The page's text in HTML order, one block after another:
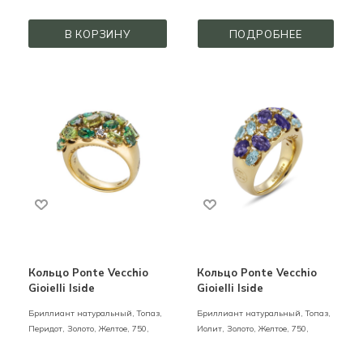
В КОРЗИНУ ПОДРОБНЕЕ
Кольцо Ponte Vecchio
Gioielli Iside
Бриллиант натуральный, Топаз,
Перидот, Золото,Желтое, 750,
Кольцо Ponte Vecchio
Gioielli Iside
Бриллиант натуральный, Топаз,
Иолит, Золото,Желтое, 750,